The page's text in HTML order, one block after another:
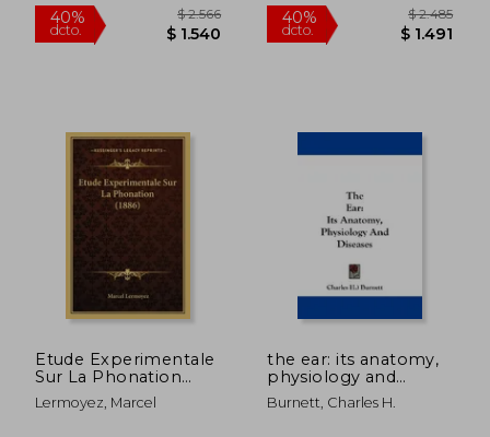
50%
Etude Experimentale
Sur La Phonation
(1886) (en Francés)
Lermoyez, Marcel
the ear: its anatomy,
physiology and
diseases (en Inglés)
Burnett, Charles H.